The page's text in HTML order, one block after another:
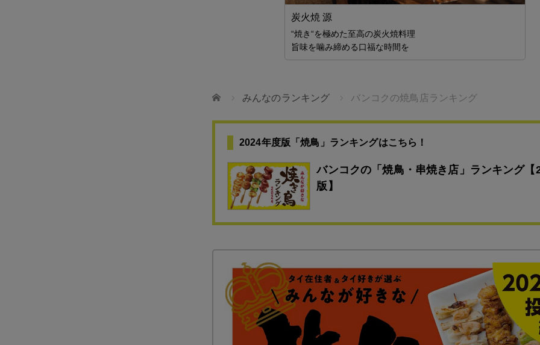
炭火焼 源
“焼き“を極めた至高の炭火焼料理
旨味を噛み締める口福な時間を
ホーム みんなのランキング バンコクの焼鳥店ランキング
2024年度版「焼鳥」ランキングはこちら！
バンコクの「焼鳥・串焼き店」ランキング【
版】